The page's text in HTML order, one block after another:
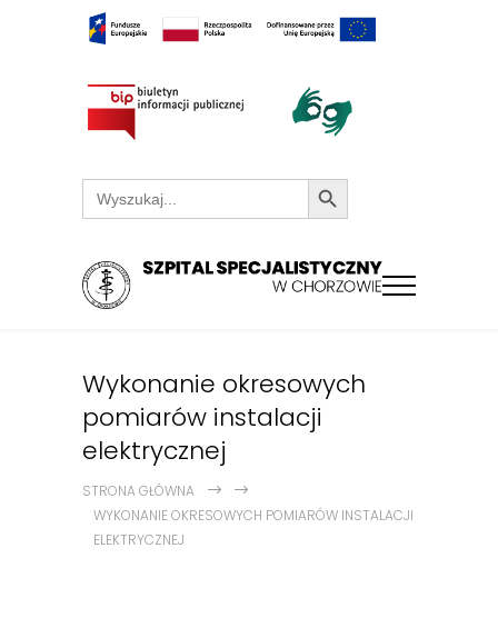
Search
for:
Search Button
Wykonanie okresowych
pomiarów instalacji
elektrycznej
STRONA GŁÓWNA
WYKONANIE OKRESOWYCH POMIARÓW INSTALACJI
ELEKTRYCZNEJ